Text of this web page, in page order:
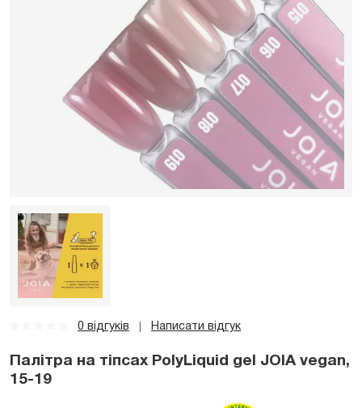
0 відгуків Написати відгук
Палітра на тіпсах PolyLiquid gel JOIA vegan,
15-19